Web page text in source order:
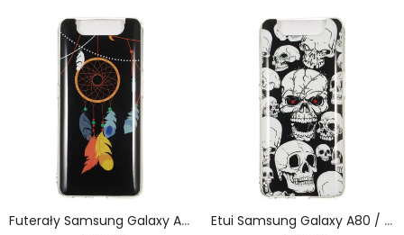
Futerały Samsung Galaxy A80 / A90 Etui Na Telefon Unikalny Fluorescencyjny Łapacz Snów Etui Samsung Galaxy A80 / A90 Uwaga Fluorescencyjne Czaszki